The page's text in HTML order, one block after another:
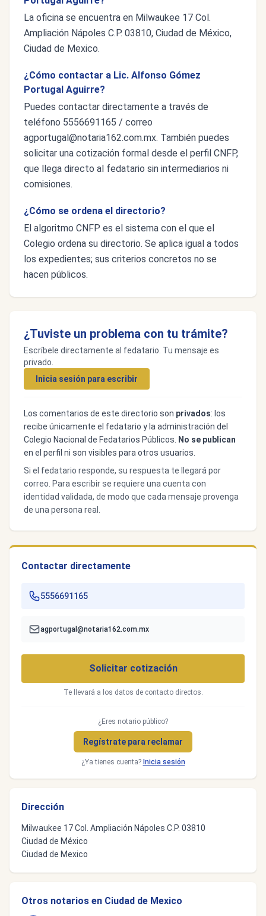
La oficina se encuentra en Milwaukee 17 Col.
Ampliación Nápoles C.P. 03810, Ciudad de México,
Ciudad de Mexico.
¿Cómo contactar a Lic. Alfonso Gómez
Portugal Aguirre?
Puedes contactar directamente a través de
teléfono 5556691165 / correo
agportugal@notaria162.com.mx. También puedes
solicitar una cotización formal desde el perfil CNFP,
que llega directo al fedatario sin intermediarios ni
comisiones.
¿Cómo se ordena el directorio?
El algoritmo CNFP es el sistema con el que el
Colegio ordena su directorio. Se aplica igual a todos
los expedientes; sus criterios concretos no se
hacen públicos.
¿Tuviste un problema con tu trámite?
Escríbele directamente al fedatario. Tu mensaje es
privado.
Inicia sesión para escribir
Los comentarios de este directorio son privados: los
recibe únicamente el fedatario y la administración del
Colegio Nacional de Fedatarios Públicos.
No se publican
en el perfil ni son visibles para otros usuarios.
Si el fedatario responde, su respuesta te llegará por
correo. Para escribir se requiere una cuenta con
identidad validada, de modo que cada mensaje provenga
de una persona real.
Contactar directamente
5556691165
agportugal@notaria162.com.mx
Solicitar cotización
Te llevará a los datos de contacto directos.
¿Eres notario público?
Regístrate para reclamar
¿Ya tienes cuenta? Inicia sesión
Dirección
Milwaukee 17 Col. Ampliación Nápoles C.P. 03810
Ciudad de México
Ciudad de Mexico
Otros notarios en Ciudad de Mexico